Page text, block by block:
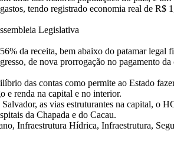
tendo registrado economia real de R$
Legislativa
da receita, bem abaixo do patamar
de nova prorrogação no pagamento
das contas como permite ao Estado
e renda na capital e no interior.
as vias estruturantes na capital, o
da Chapada e do Cacau.
Infraestrutura Hídrica, Infraestrutura,